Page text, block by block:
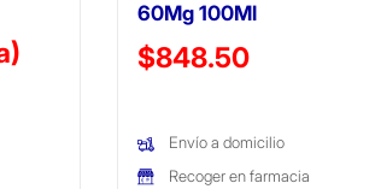
60Mg 100Ml
Precio reducido de
$848.50
Envío a domicilio
Recoger en farmacia